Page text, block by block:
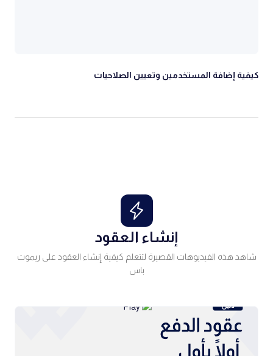
كيفية إضافة المستخدمين وتعيين الصلاحيات
إنشاء العقود
شاهد هذه الفيديوهات القصيرة لتتعلم كيفية إنشاء العقود على ريموت
باس